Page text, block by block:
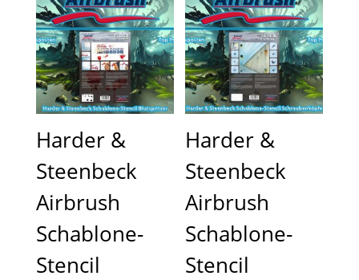
Harder &
Steenbeck
Airbrush
Schablone-
Stencil
Harder &
Steenbeck
Airbrush
Schablone-
Stencil